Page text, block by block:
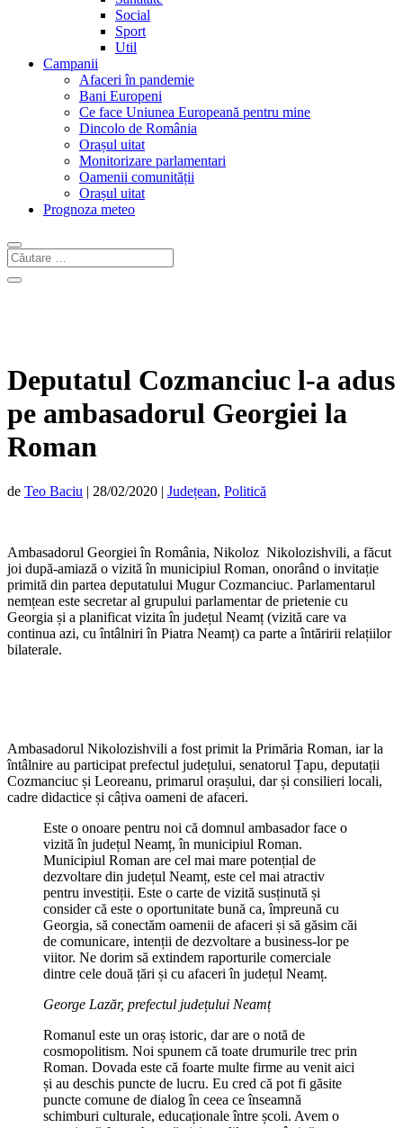
Social
Sport
Util
Campanii
Afaceri în pandemie
Bani Europeni
Ce face Uniunea Europeană pentru mine
Dincolo de România
Orașul uitat
Monitorizare parlamentari
Oamenii comunității
Orașul uitat
Prognoza meteo
Deputatul Cozmanciuc l-a adus
pe ambasadorul Georgiei la
Roman
de Teo Baciu | 28/02/2020 | Județean, Politică
Ambasadorul Georgiei în România, Nikoloz Nikolozishvili, a făcut
joi după-amiază o vizită în municipiul Roman, onorând o invitație
primită din partea deputatului Mugur Cozmanciuc. Parlamentarul
nemțean este secretar al grupului parlamentar de prietenie cu
Georgia și a planificat vizita în județul Neamț (vizită care va
continua azi, cu întâlniri în Piatra Neamț) ca parte a întăririi relațiilor
bilaterale.
Ambasadorul Nikolozishvili a fost primit la Primăria Roman, iar la
întâlnire au participat prefectul județului, senatorul Țapu, deputații
Cozmanciuc și Leoreanu, primarul orașului, dar și consilieri locali,
cadre didactice și câțiva oameni de afaceri.
Este o onoare pentru noi că domnul ambasador face o
vizită în județul Neamț, în municipiul Roman.
Municipiul Roman are cel mai mare potențial de
dezvoltare din județul Neamț, este cel mai atractiv
pentru investiții. Este o carte de vizită susținută și
consider că este o oportunitate bună ca, împreună cu
Georgia, să conectăm oamenii de afaceri și să găsim căi
de comunicare, intenții de dezvoltare a business-lor pe
viitor. Ne dorim să extindem raporturile comerciale
dintre cele două țări și cu afaceri în județul Neamț.
George Lazăr, prefectul județului Neamț
Romanul este un oraș istoric, dar are o notă de
cosmopolitism. Noi spunem că toate drumurile trec prin
Roman. Dovada este că foarte multe firme au venit aici
și au deschis puncte de lucru. Eu cred că pot fi găsite
puncte comune de dialog în ceea ce înseamnă
schimburi culturale, educaționale între școli. Avem o